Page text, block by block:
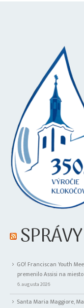
GO! Franciscan Youth
premenilo Assisi na
6. augusta 2026
Santa Maria Maggiore,